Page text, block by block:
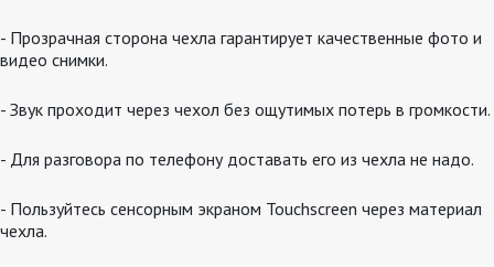
- Прозрачная сторона чехла гарантирует качественные фото и
видео снимки.
- Звук проходит через чехол без ощутимых потерь в громкости.
- Для разговора по телефону доставать его из чехла не надо.
- Пользуйтесь сенсорным экраном Touchscreen через материал
чехла.